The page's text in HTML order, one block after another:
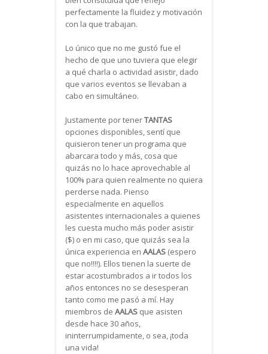
perfectamente la fluidez y motivación
con la que trabajan.
Lo único que no me gustó fue el
hecho de que uno tuviera que elegir
a qué charla o actividad asistir, dado
que varios eventos se llevaban a
cabo en simultáneo.
Justamente por tenerTANTAS
opciones disponibles, sentí que
quisieron tener un programa que
abarcara todo y más, cosa que
quizás no lo hace aprovechable al
100% para quien realmente no quiera
perderse nada. Pienso
especialmente en aquellos
asistentes internacionales a quienes
les cuesta mucho más poder asistir
($) o en mi caso, que quizás sea la
única experiencia en AALAS (espero
que no!!!!). Ellos tienen la suerte de
estar acostumbrados a ir todos los
años entonces no se desesperan
tanto como me pasó a mí. Hay
miembros de AALAS que asisten
desde hace 30 años,
ininterrumpidamente, o sea, ¡toda
una vida!